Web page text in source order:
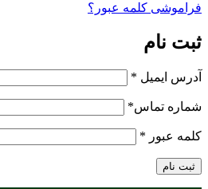
فراموشی کلمه عبور؟
ثبت نام
آدرس ایمیل *
شماره تماس*
کلمه عبور *
ثبت نام